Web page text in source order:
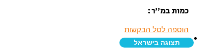
כמות במ”ר:
הוספה לסל הבקשות
תצוגה בישראל